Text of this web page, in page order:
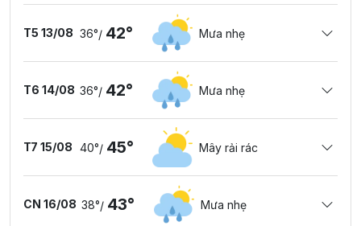
T5 13/08 36°/ 42° Mưa nhẹ
T6 14/08 36°/ 42° Mưa nhẹ
T7 15/08 40°/ 45° Mây rải rác
CN 16/08 38°/ 43° Mưa nhẹ